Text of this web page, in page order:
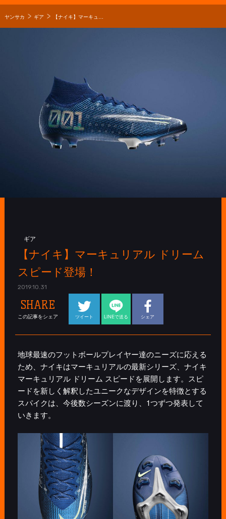
ヤンサカ ギア 【ナイキ】マーキュリアル ドリーム スピード登場！
ギア
【ナイキ】マーキュリアル ドリーム
スピード登場！
2019.10.31
SHARE
この記事をシェア ツイート LINEで送る シェア
地球最速のフットボールプレイヤー達のニーズに応える
ため、ナイキはマーキュリアルの最新シリーズ、ナイキ
マーキュリアル ドリーム スピードを展開します。スピ
ードを新しく解釈したユニークなデザインを特徴とする
スパイクは、今後数シーズンに渡り、1つずつ発表して
いきます。